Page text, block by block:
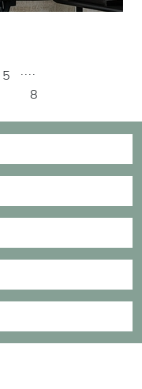
5
....
8